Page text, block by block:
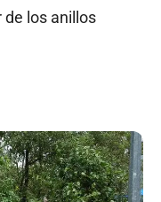
de los anillos